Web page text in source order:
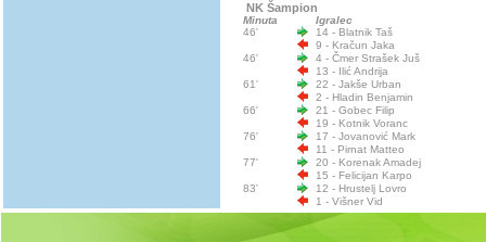
NK Šampion
Minuta
Igralec
46'
14 - Blatnik Taš
9 - Kračun Jaka
46'
4 - Čmer Strašek Juš
13 - Ilić Andrija
61'
22 - Jakše Urban
2 - Hladin Benjamin
66'
21 - Gobec Filip
19 - Kotnik Voranc
76'
17 - Jovanović Mark
11 - Pirnat Matteo
77'
20 - Korenak Amadej
15 - Felicijan Karpo
83'
12 - Hrustelj Lovro
1 - Višner Vid